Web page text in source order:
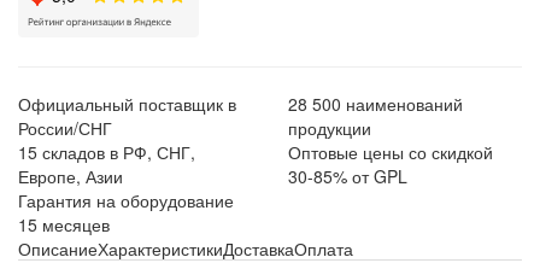
Официальный поставщик в
России/СНГ
28 500 наименований
продукции
15 складов в РФ, СНГ,
Европе, Азии
Оптовые цены со скидкой
30-85% от GPL
Гарантия на оборудование
15 месяцев
ОписаниеХарактеристикиДоставкаОплата